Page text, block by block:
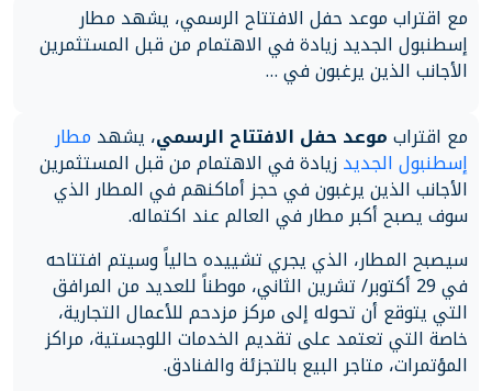
مع اقتراب موعد حفل الافتتاح الرسمي، يشهد مطار
إسطنبول الجديد زيادة في الاهتمام من قبل المستثمرين
الأجانب الذين يرغبون في …
مع اقترابموعد حفل الافتتاح الرسمي، يشهد مطار
إسطنبول الجديدزيادة في الاهتمام من قبل المستثمرين
الأجانب الذين يرغبون في حجز أماكنهم في المطار الذي
سوف يصبح أكبر مطار في العالم عند اكتماله.
سيصبح المطار، الذي يجري تشييده حالياً وسيتم افتتاحه
في 29 أكتوبر/ تشرين الثاني، موطناً للعديد من المرافق
التي يتوقع أن تحوله إلى مركز مزدحم للأعمال التجارية،
خاصة التي تعتمد على تقديم الخدمات اللوجستية، مراكز
المؤتمرات، متاجر البيع بالتجزئة والفنادق.